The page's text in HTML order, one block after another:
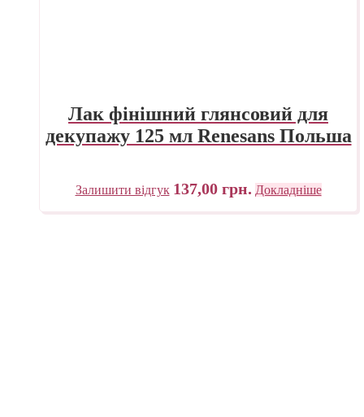
Лак фінішний глянсовий для
декупажу 125 мл Renesans Польша
Залишити відгук 137,00 грн. Докладніше